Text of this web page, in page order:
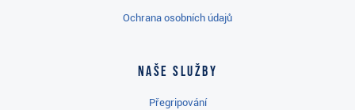
Ochrana osobních údajů
Naše služby
Přegripování